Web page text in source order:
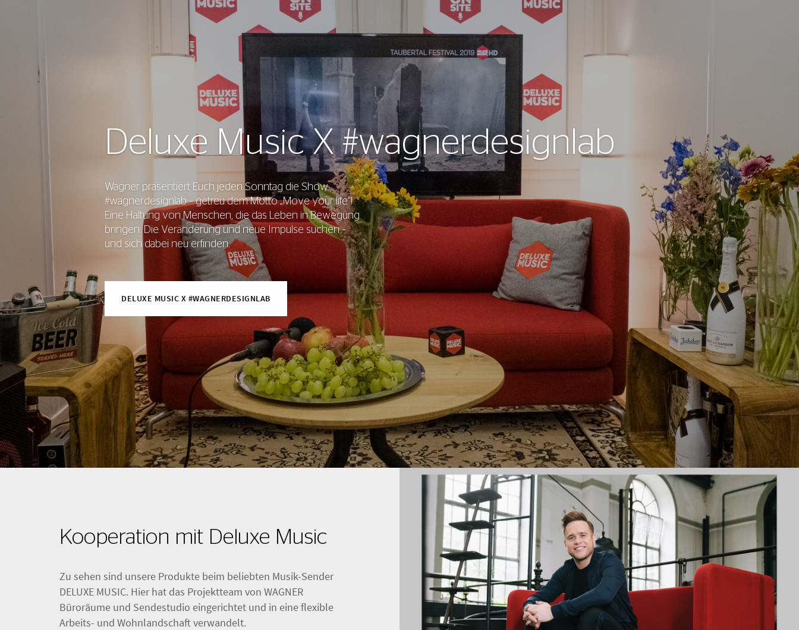
Deluxe Music X #wagnerdesignlab
Wagner präsentiert Euch jeden Sonntag die Show
#wagnerdesignlab – getreu dem Motto „Move your life“!
Eine Haltung von Menschen, die das Leben in Bewegung
bringen. Die Veränderung und neue Impulse suchen –
und sich dabei neu erfinden.
DELUXE MUSIC X #WAGNERDESIGNLAB
Kooperation mit Deluxe Music
Zu sehen sind unsere Produkte beim beliebten Musik-Sender
DELUXE MUSIC. Hier hat das Projektteam von WAGNER
Büroräume und Sendestudio eingerichtet und in eine flexible
Arbeits- und Wohnlandschaft verwandelt.